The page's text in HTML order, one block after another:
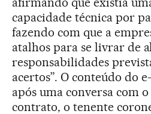
capacidade técnica por
fazendo com que a
atalhos para se livrar de
responsabilidades
acertos”. O conteúdo do
após uma conversa com
contrato, o tenente